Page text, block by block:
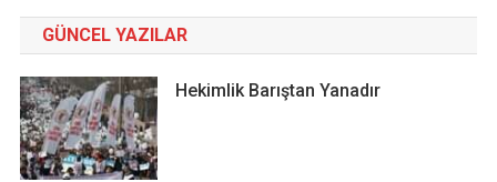
GÜNCEL YAZILAR
Hekimlik Barıştan Yanadır